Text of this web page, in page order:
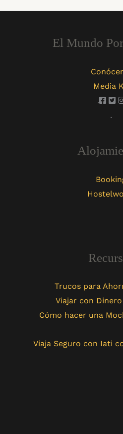
El Mundo
Media
.
.
Trucos para
Viajar con
Cómo hacer una
Viaja Seguro con Iati